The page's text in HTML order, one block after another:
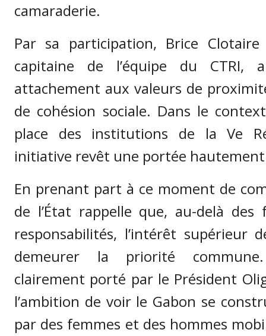
camaraderie.
Par sa participation, Brice Clotaire
capitaine de l’équipe du CTRI,
attachement aux valeurs de
de cohésion sociale. Dans le
place des institutions de la Ve
initiative revêt une portée
En prenant part à ce moment de
de l’État rappelle que, au-delà
responsabilités, l’intérêt supérieur
demeurer la priorité
clairement porté par le Président
l’ambition de voir le Gabon se
par des femmes et des hommes